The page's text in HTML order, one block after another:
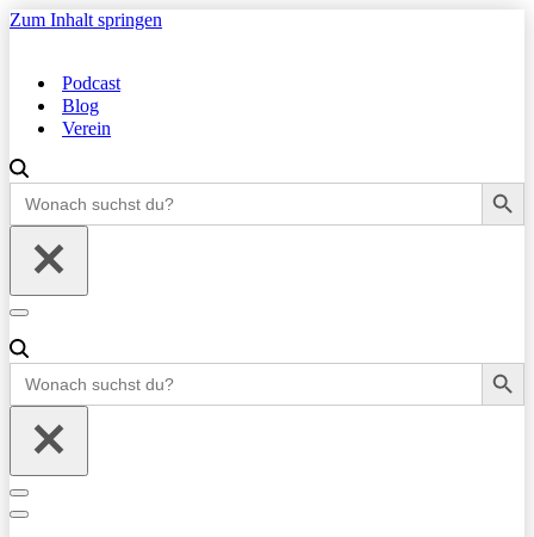
Zum Inhalt springen
Podcast
Blog
Verein
Search
for:
Search Button
Navigationsmenü
Search
for:
Search Button
Navigationsmenü
Navigationsmenü